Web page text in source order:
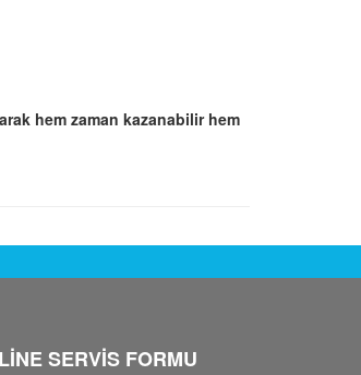
hem zaman kazanabilir hem
SERVİS FORMU